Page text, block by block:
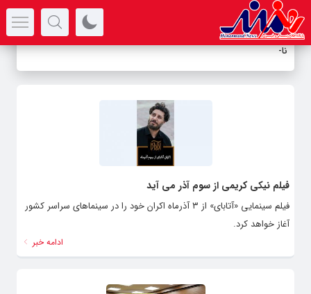
نامزد_
فیلم نیکی کریمی از سوم آذر می آید
فیلم سینمایی «آتابای» از ۳ آذرماه اکران خود را در سینماهای سراسر کشور
آغاز خواهد کرد.
ادامه خبر